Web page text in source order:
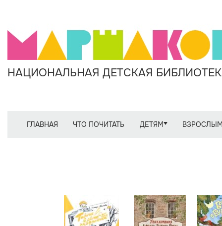
НАЦИОНАЛЬНАЯ ДЕТСКАЯ
ГЛАВНАЯ ЧТО ПОЧИТАТЬ ДЕТЯМ